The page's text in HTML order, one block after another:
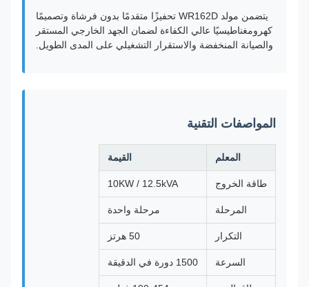
يتضمن مولد WR162D تحفيزًا متقدمًا بدون فرشاة وتصميمًا
كهرومغناطيسيًا عالي الكفاءة لضمان الجهد الخارجي المستقر
والصيانة المنخفضة والاستقرار التشغيلي على المدى الطويل.
المواصفات التقنية
المعلم القيمة
طاقة الخروج 10KW / 12.5kVA
المرحلة مرحلة واحدة
التكرار 50 هرتز
السرعة 1500 دورة في الدقيقة